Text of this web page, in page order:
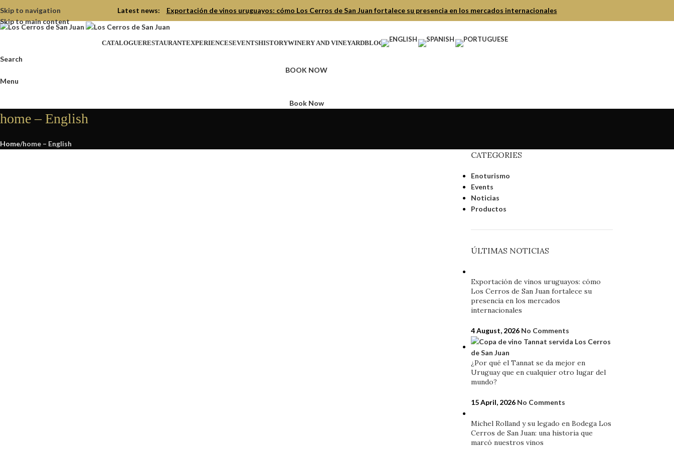
Latest news: Exportación de vinos uruguayos: cómo Los Cerros de San Juan fortalece su presencia en los mercados internacionales
Skip to navigation
Skip to main content
CATALOGUERESTAURANTEXPERIENCESEVENTSHISTORYWINERY AND VINEYARDBLOG
Search
BOOK NOW
Menu
Book Now
home – English
Home home – English
CATEGORIES
Enoturismo
Events
Noticias
Productos
ÚLTIMAS NOTICIAS
Exportación de vinos uruguayos: cómo
Los Cerros de San Juan fortalece su
presencia en los mercados
internacionales
4 August, 2026 No Comments
¿Por qué el Tannat se da mejor en
Uruguay que en cualquier otro lugar del
mundo?
15 April, 2026 No Comments
Michel Rolland y su legado en Bodega Los
Cerros de San Juan: una historia que
marcó nuestros vinos